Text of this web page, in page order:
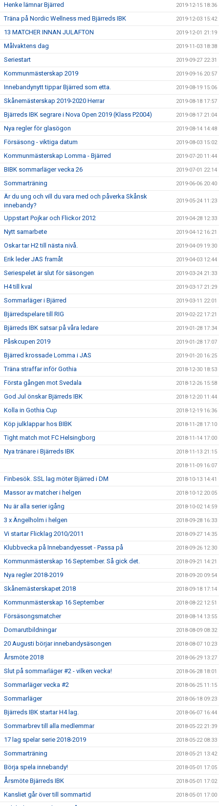
Henke lämnar Bjärred 2019-12-15 18:36
Träna på Nordic Wellness med Bjärreds IBK 2019-12-03 15:42
13 MATCHER INNAN JULAFTON 2019-12-01 21:19
Målvaktens dag 2019-11-03 18:38
Seriestart 2019-09-27 22:31
Kommunmästerskap 2019 2019-09-16 20:57
Innebandynytt tippar Bjärred som etta. 2019-08-19 15:06
Skånemästerskap 2019-2020 Herrar 2019-08-18 17:57
Bjärreds IBK segrare i Nova Open 2019 (Klass P2004) 2019-08-17 21:04
Nya regler för glasögon 2019-08-14 14:48
Försäsong - viktiga datum 2019-08-03 15:02
Kommunmästerskap Lomma - Bjärred 2019-07-20 11:44
BIBK sommarläger vecka 26 2019-07-01 22:14
Sommarträning 2019-06-06 20:40
Är du ung och vill du vara med och påverka Skånsk
innebandy?
2019-05-24 11:23
Uppstart Pojkar och Flickor 2012 2019-04-28 12:33
Nytt samarbete 2019-04-12 16:21
Oskar tar H2 till nästa nivå. 2019-04-09 19:30
Erik leder JAS framåt 2019-04-03 12:44
Seriespelet är slut för säsongen 2019-03-24 21:33
H4 till kval 2019-03-17 21:29
Sommarläger i Bjärred 2019-03-11 22:01
Bjärredspelare till RIG 2019-02-22 17:21
Bjärreds IBK satsar på våra ledare 2019-01-28 17:34
Påskcupen 2019 2019-01-28 17:07
Bjärred krossade Lomma i JAS 2019-01-20 16:25
Träna straffar inför Gothia 2018-12-30 18:53
Första gången mot Svedala 2018-12-26 15:58
God Jul önskar Bjärreds IBK 2018-12-20 11:44
Kolla in Gothia Cup 2018-12-19 16:36
Köp julklappar hos BIBK 2018-11-28 17:10
Tight match mot FC Helsingborg 2018-11-14 17:00
Nya tränare i Bjärreds IBK 2018-11-13 21:15
2018-11-09 16:07
Finbesök. SSL lag möter Bjärred i DM 2018-10-13 14:41
Massor av matcher i helgen 2018-10-12 20:05
Nu är alla serier igång 2018-10-02 14:59
3 x Ängelholm i helgen 2018-09-28 16:33
Vi startar Flicklag 2010/2011 2018-09-27 14:35
Klubbvecka på Innebandyesset - Passa på 2018-09-26 12:30
Kommunmästerskap 16 September. Så gick det. 2018-09-21 14:21
Nya regler 2018-2019 2018-09-20 09:54
Skånemästerskapet 2018 2018-09-18 17:14
Kommunmästerskap 16 September 2018-08-22 12:51
Försäsongsmatcher 2018-08-14 13:55
Domarutbildningar 2018-08-09 08:32
20 Augusti börjar innebandysäsongen 2018-08-07 10:23
Årsmöte 2018 2018-06-29 13:27
Slut på sommarläger #2 - vilken vecka! 2018-06-28 18:01
Sommarläger vecka #2 2018-06-25 11:15
Sommarläger 2018-06-18 09:23
Bjärreds IBK startar H4 lag. 2018-06-07 16:44
Sommarbrev till alla medlemmar 2018-05-22 21:39
17 lag spelar serie 2018-2019 2018-05-22 08:33
Sommarträning 2018-05-21 13:42
Börja spela innebandy! 2018-05-01 17:05
Årsmöte Bjärreds IBK 2018-05-01 17:02
Kansliet går över till sommartid 2018-05-01 17:00